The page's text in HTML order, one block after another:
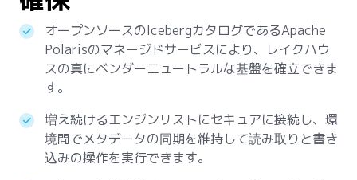
オープンソースのIcebergカタログであるApache
Polarisのマネージドサービスにより、レイクハウ
スの真にベンダーニュートラルな基盤を確立できま
す。
増え続けるエンジンリストにセキュアに接続し、環
境間でメタデータの同期を維持して読み取りと書き
込みの操作を実行できます。